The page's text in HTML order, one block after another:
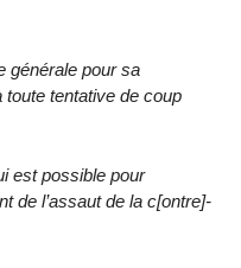
générale pour sa
tentative de coup
est possible pour
de l’assaut de la c[ontre]-